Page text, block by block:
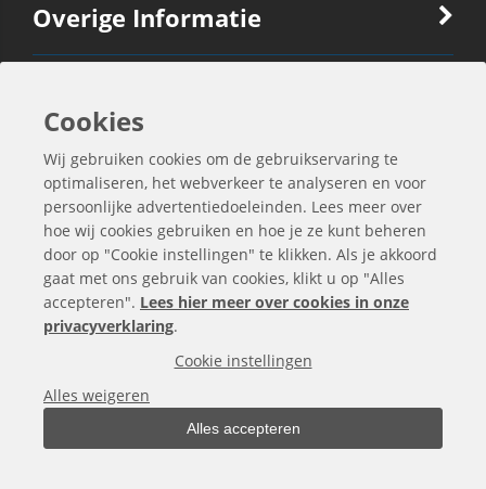
Overige Informatie
Ook Interessant
Contactgegevens
Alle bedragen zijn exclusief BTW
Cookies
Wij gebruiken cookies om de gebruikservaring te
optimaliseren, het webverkeer te analyseren en voor
persoonlijke advertentiedoeleinden. Lees meer over
hoe wij cookies gebruiken en hoe je ze kunt beheren
door op "Cookie instellingen" te klikken. Als je akkoord
gaat met ons gebruik van cookies, klikt u op "Alles
accepteren". Lees hier meer over cookies in onze
privacyverklaring.
Cookie instellingen
Alles weigeren
Alles accepteren